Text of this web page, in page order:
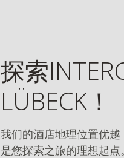
探索
LÜBECK！
我们的酒店地理位置优越
是您探索之旅的理想起